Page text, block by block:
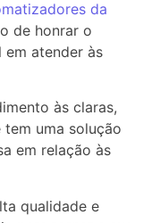
da
de honrar o
em atender às
às claras,
tem uma solução
em relação às
qualidade e